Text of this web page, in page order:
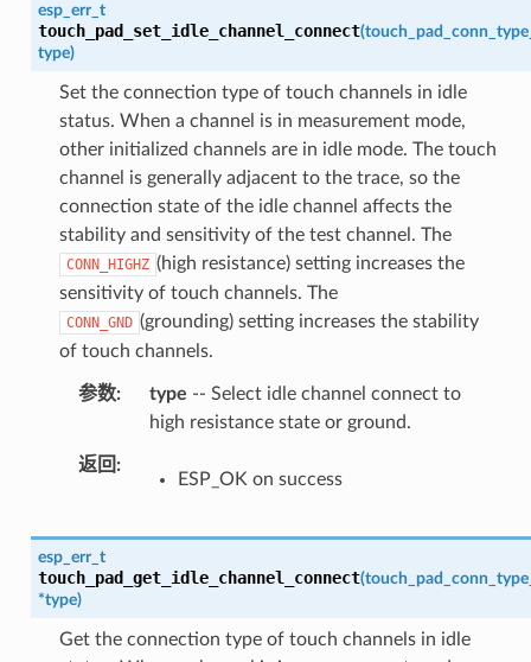
esp_err_t
touch_pad_set_idle_channel_connect(
type)
Set the connection type of touch channels in idle
status. When a channel is in measurement mode,
other initialized channels are in idle mode. The touch
channel is generally adjacent to the trace, so the
connection state of the idle channel affects the
stability and sensitivity of the test channel. The
CONN_HIGHZ (high resistance) setting increases the
sensitivity of touch channels. The
CONN_GND (grounding) setting increases the stability
of touch channels.
参数 type -- Select idle channel connect to
high resistance state or ground.
返回
ESP_OK on success
esp_err_t
touch_pad_get_idle_channel_connect(
*type)
Get the connection type of touch channels in idle